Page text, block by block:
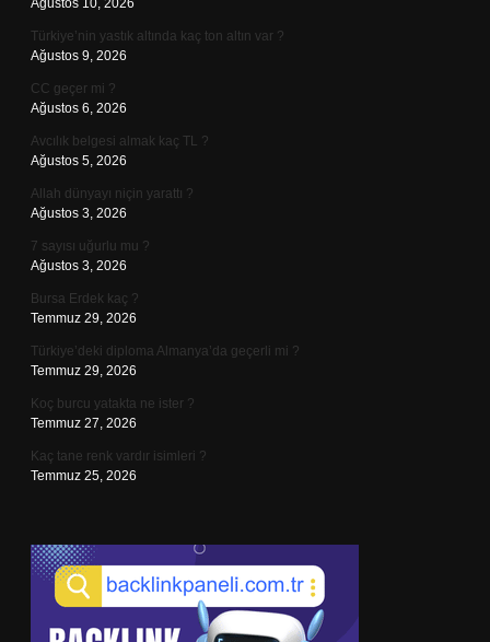
Ağustos 10, 2026
Türkiye’nin yastık altında kaç ton altın var ?
Ağustos 9, 2026
CC geçer mi ?
Ağustos 6, 2026
Avcılık belgesi almak kaç TL ?
Ağustos 5, 2026
Allah dünyayı niçin yarattı ?
Ağustos 3, 2026
7 sayısı uğurlu mu ?
Ağustos 3, 2026
Bursa Erdek kaç ?
Temmuz 29, 2026
Türkiye’deki diploma Almanya’da geçerli mi ?
Temmuz 29, 2026
Koç burcu yatakta ne ister ?
Temmuz 27, 2026
Kaç tane renk vardır isimleri ?
Temmuz 25, 2026